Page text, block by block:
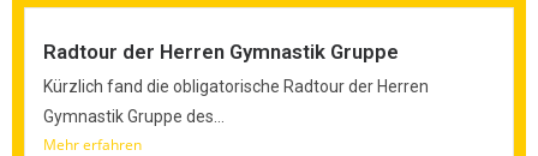
Radtour der Herren Gymnastik Gruppe
Kürzlich fand die obligatorische Radtour der Herren
Gymnastik Gruppe des...
Mehr erfahren